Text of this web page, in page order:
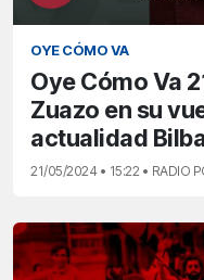
OYE CÓMO VA
Oye Cómo Va
Zuazo en su
actualidad
21/05/2024 • 15:22 • RADIO